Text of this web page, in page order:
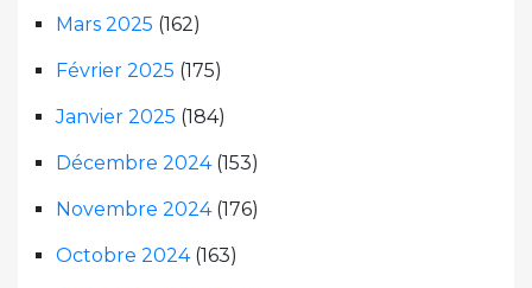
Mars 2025 (162)
Février 2025 (175)
Janvier 2025 (184)
Décembre 2024(153)
Novembre 2024(176)
Octobre 2024(163)